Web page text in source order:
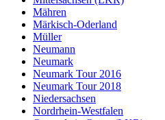
Mähren
Märkisch-Oderland
Müller
Neumann
Neumark
Neumark Tour 2016
Neumark Tour 2018
Niedersachsen
Nordrhein-Westfalen